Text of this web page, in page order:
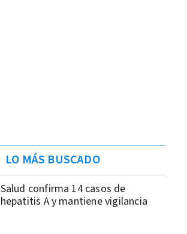
LO MÁS BUSCADO
Salud confirma 14 casos de
hepatitis A y mantiene vigilancia